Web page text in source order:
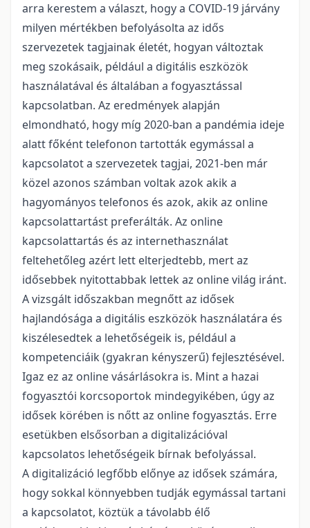
arra kerestem a választ, hogy a COVID-19 járvány
milyen mértékben befolyásolta az idős
szervezetek tagjainak életét, hogyan változtak
meg szokásaik, például a digitális eszközök
használatával és általában a fogyasztással
kapcsolatban. Az eredmények alapján
elmondható, hogy míg 2020-ban a pandémia ideje
alatt főként telefonon tartották egymással a
kapcsolatot a szervezetek tagjai, 2021-ben már
közel azonos számban voltak azok akik a
hagyományos telefonos és azok, akik az online
kapcsolattartást preferálták. Az online
kapcsolattartás és az internethasználat
feltehetőleg azért lett elterjedtebb, mert az
idősebbek nyitottabbak lettek az online világ iránt.
A vizsgált időszakban megnőtt az idősek
hajlandósága a digitális eszközök használatára és
kiszélesedtek a lehetőségeik is, például a
kompetenciáik (gyakran kényszerű) fejlesztésével.
Igaz ez az online vásárlásokra is. Mint a hazai
fogyasztói korcsoportok mindegyikében, úgy az
idősek körében is nőtt az online fogyasztás. Erre
esetükben elsősorban a digitalizációval
kapcsolatos lehetőségeik bírnak befolyással.
A digitalizáció legfőbb előnye az idősek számára,
hogy sokkal könnyebben tudják egymással tartani
a kapcsolatot, köztük a távolabb élő